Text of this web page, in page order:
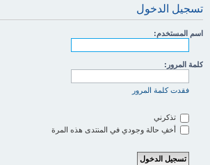
تسجيل الدخول
اسم المستخدم:
كلمة المرور:
فقدت كلمة المرور
تذكرني
أخفِ حالة وجودي في المنتدى هذه المرة